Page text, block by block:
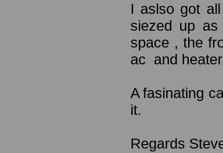
I aslso got
siezed up
space , the
ac and
A fasinating
it.
Regards